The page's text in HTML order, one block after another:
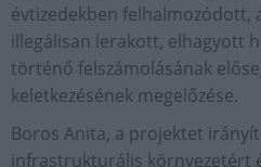
évtizedekben felhalmozódott,
illegálisan lerakott, elhagyott
történő felszámolásának
keletkezésének megelőzése.
Boros Anita, a projektet
infrastrukturális környezetért